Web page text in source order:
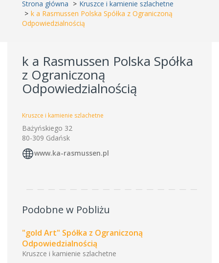
Strona główna
Kruszce i kamienie szlachetne
k a Rasmussen Polska Spółka z Ograniczoną
Odpowiedzialnością
k a Rasmussen Polska Spółka
z Ograniczoną
Odpowiedzialnością
Kruszce i kamienie szlachetne
Bażyńskiego 32
80-309 Gdańsk
www.ka-rasmussen.pl
Podobne w Pobliżu
"gold Art" Spółka z Ograniczoną
Odpowiedzialnością
Kruszce i kamienie szlachetne